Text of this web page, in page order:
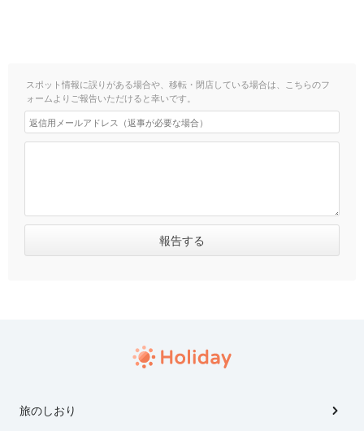
スポット情報に誤りがある場合や、移転・閉店している場合は、こちらのフ
ォームよりご報告いただけると幸いです。
旅のしおり